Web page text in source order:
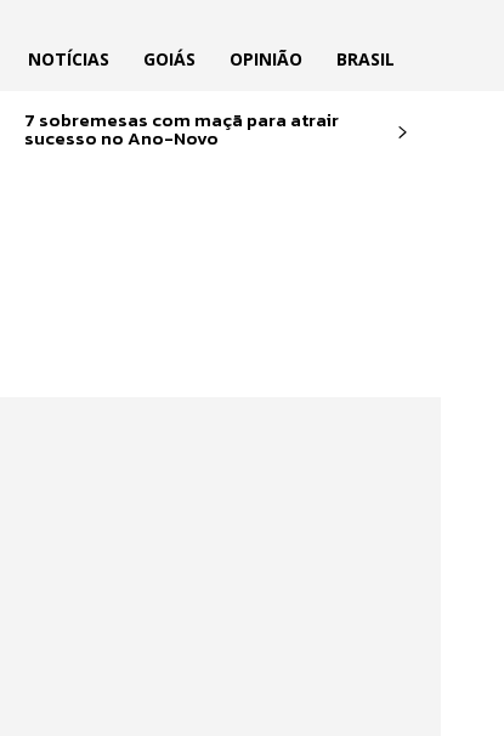
NOTÍCIAS GOIÁS OPINIÃO BRASIL
7 sobremesas com maçã para atrair
sucesso no Ano-Novo